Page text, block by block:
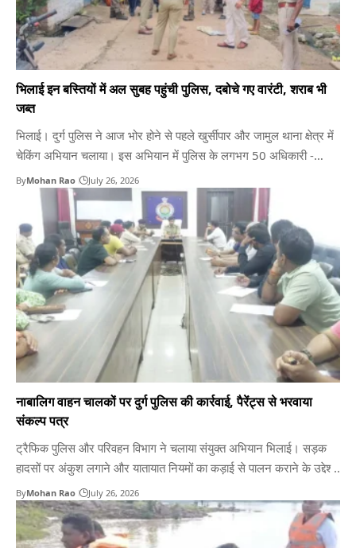
भिलाई इन बस्तियों में अल सुबह पहुंची पुलिस, दबोचे गए वारंटी, शराब भी
जब्त
भिलाई। दुर्ग पुलिस ने आज भोर होने से पहले खुर्सीपार और जामुल थाना क्षेत्र में
चेकिंग अभियान चलाया। इस अभियान में पुलिस के लगभग 50 अधिकारी -
कर्मचारियों की मौजूदगी रही। इस दौरान अवैध शराब जप्त करने के साथ वारंटियों
की धरपकड़ एवं संवेदनशील क्षेत्रों रहने वाले में संदिग्ध लोगों…
ByMohan Rao July 26, 2026
नाबालिग वाहन चालकों पर दुर्ग पुलिस की कार्रवाई, पैरेंट्स से भरवाया
संकल्प पत्र
ट्रैफिक पुलिस और परिवहन विभाग ने चलाया संयुक्त अभियान भिलाई। सड़क
हादसों पर अंकुश लगाने और यातायात नियमों का कड़ाई से पालन कराने के उद्देश्य
से दुर्ग पुलिस और परिवहन विभाग ने संयुक्त रूप से एक बड़ा अभियान चलाया।
अभियान के दौरान बिना लाइसेंस सड़कों पर फर्राटा भर रहे नाबालिग…
ByMohan Rao July 26, 2026